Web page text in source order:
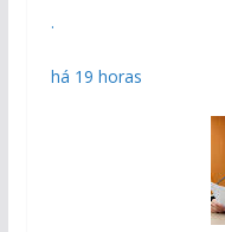
.
há 19 horas